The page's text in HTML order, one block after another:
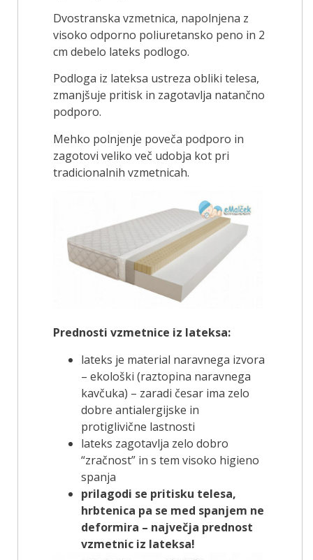
Dvostranska vzmetnica, napolnjena z
visoko odporno poliuretansko peno in 2
cm debelo lateks podlogo.
Podloga iz lateksa ustreza obliki telesa,
zmanjšuje pritisk in zagotavlja natančno
podporo.
Mehko polnjenje poveča podporo in
zagotovi veliko več udobja kot pri
tradicionalnih vzmetnicah.
Prednosti vzmetnice iz lateksa:
lateks je material naravnega izvora
– ekološki (raztopina naravnega
kavčuka) – zaradi česar ima zelo
dobre antialergijske in
protiglivične lastnosti
lateks zagotavlja zelo dobro
“zračnost” in s tem visoko higieno
spanja
prilagodi se pritisku telesa,
hrbtenica pa se med spanjem ne
deformira – največja prednost
vzmetnic iz lateksa!